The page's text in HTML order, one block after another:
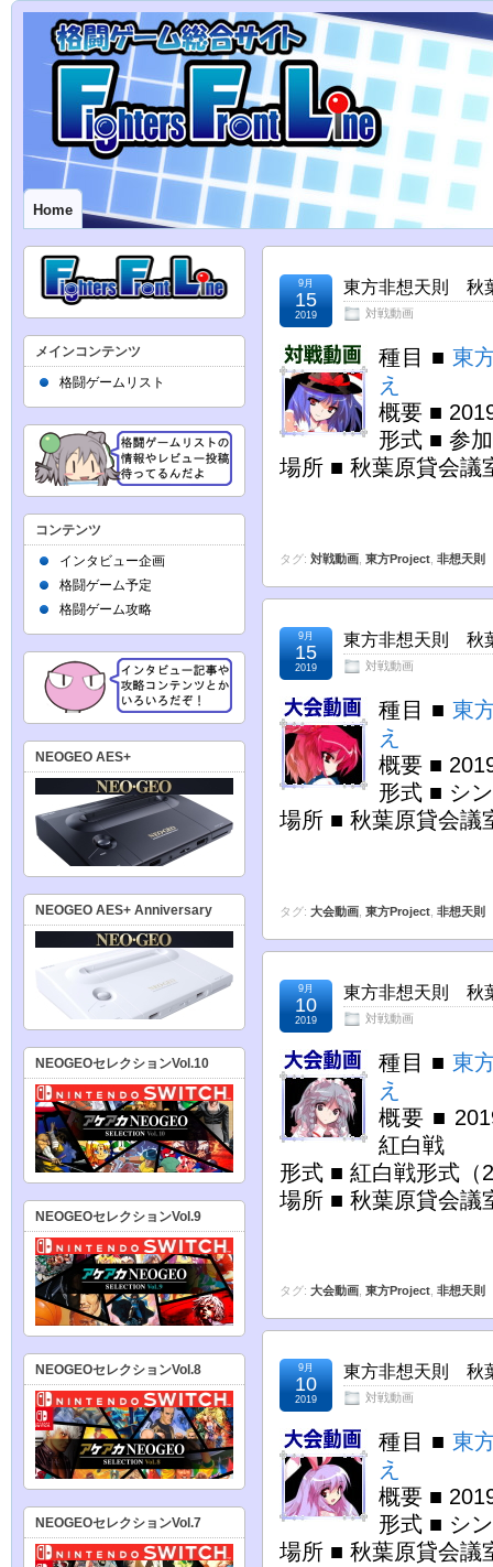
Home
東方非想天則 秋
対戦動画
9月
15
2019
種目 ■ 東
え
概要 ■
形式 ■ 参
場所 ■ 秋葉原貸会議
タグ: 対戦動画 東方Project 非想天則
東方非想天則 秋
対戦動画
9月
15
2019
種目 ■ 東
え
概要 ■
形式 ■ シ
場所 ■ 秋葉原貸会議
タグ: 大会動画 東方Project 非想天則
東方非想天則 秋
対戦動画
9月
10
2019
種目 ■ 東
え
概要 ■
紅白戦
形式 ■ 紅白戦形式（
場所 ■ 秋葉原貸会議
タグ: 大会動画 東方Project 非想天則
東方非想天則 秋
対戦動画
9月
10
2019
種目 ■ 東
え
概要 ■
形式 ■ シ
場所 ■ 秋葉原貸会議
メインコンテンツ
格闘ゲームリスト
コンテンツ
インタビュー企画
格闘ゲーム予定
格闘ゲーム攻略
NEOGEO AES+
NEOGEO AES+ Anniversary
NEOGEOセレクションVol.10
NEOGEOセレクションVol.9
NEOGEOセレクションVol.8
NEOGEOセレクションVol.7